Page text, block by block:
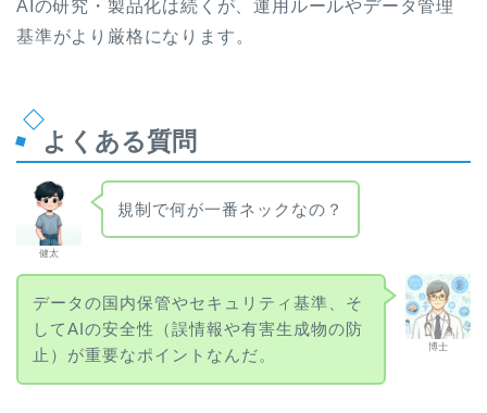
AIの研究・製品化は続くが、運用ルールやデータ管理
基準がより厳格になります。
よくある質問
健太
規制で何が一番ネックなの？
博士
データの国内保管やセキュリティ基準、そ
してAIの安全性（誤情報や有害生成物の防
止）が重要なポイントなんだ。